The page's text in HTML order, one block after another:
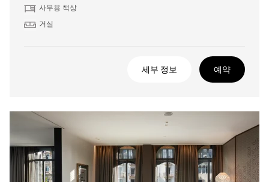
사무용 책상
거실
세부 정보 예약